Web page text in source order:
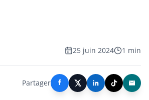
25 juin 2024 1 min
Partager